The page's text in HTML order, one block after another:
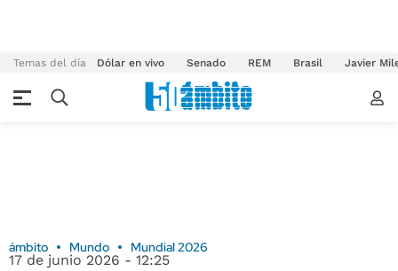
Temas del día Dólar en vivo Senado REM Brasil Javier
ámbito Mundo Mundial 2026
17 de junio 2026 - 12:25